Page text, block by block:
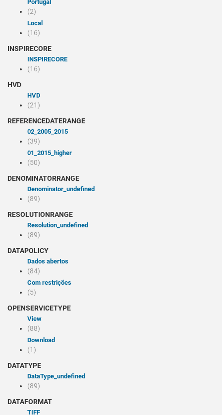
Portugal
(2)
Local
(16)
INSPIRECORE
INSPIRECORE
(16)
HVD
HVD
(21)
REFERENCEDATERANGE
02_2005_2015
(39)
01_2015_higher
(50)
DENOMINATORRANGE
denominator_undefined
(89)
RESOLUTIONRANGE
resolution_undefined
(89)
DATAPOLICY
Dados abertos
(84)
Com restrições
(5)
OPENSERVICETYPE
view
(88)
Download
(1)
DATATYPE
dataType_undefined
(89)
DATAFORMAT
TIFF